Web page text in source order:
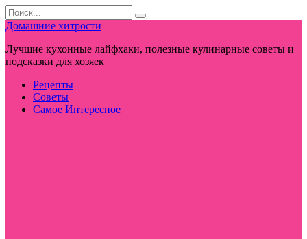
Перейти
к
контенту
Search
for:
Домашние хитрости
Лучшие кухонные лайфхаки, полезные кулинарные советы и
подсказки для хозяек
Рецепты
Советы
Самое Интересное